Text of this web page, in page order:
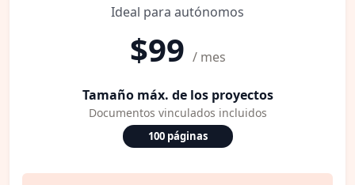
Ideal para autónomos
$99 / mes
Tamaño máx. de los proyectos
Documentos vinculados incluidos
100 páginas